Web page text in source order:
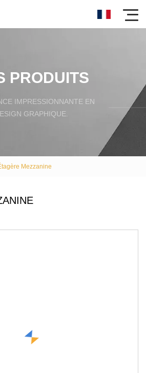
PRODUITS
IMPRESSIONNANTE EN
GRAPHIQUE.
Mezzanine